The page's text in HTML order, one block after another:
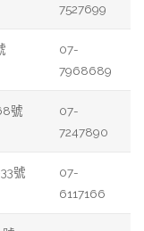
7527699
07-
7968689
號
07-
7247890
號
07-
6117166